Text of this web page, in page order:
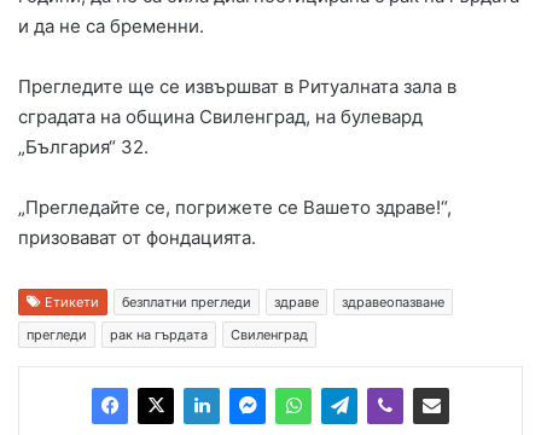
и да не са бременни.
Прегледите ще се извършват в Ритуалната зала в
сградата на община Свиленград, на булевард
„България“ 32.
„Прегледайте се, погрижете се Вашето здраве!“,
призовават от фондацията.
Етикети безплатни прегледи здраве
здравеопазване
прегледи
рак на гърдата Свиленград